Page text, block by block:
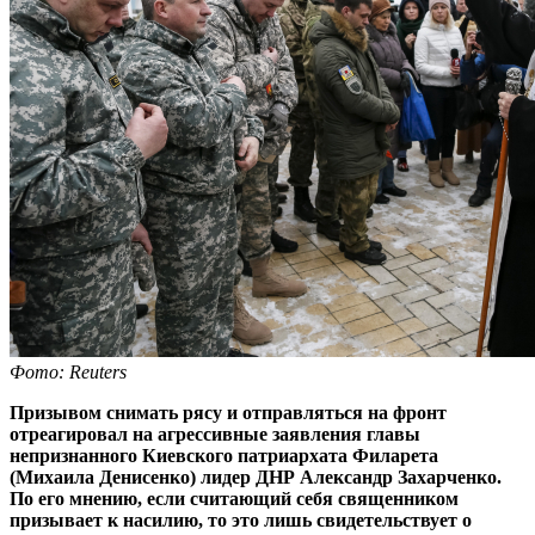
Фото: Reuters
Призывом снимать рясу и отправляться на фронт
отреагировал на агрессивные заявления главы
непризнанного Киевского патриархата Филарета
(Михаила Денисенко) лидер ДНР Александр Захарченко.
По его мнению, если считающий себя священником
призывает к насилию, то это лишь свидетельствует о